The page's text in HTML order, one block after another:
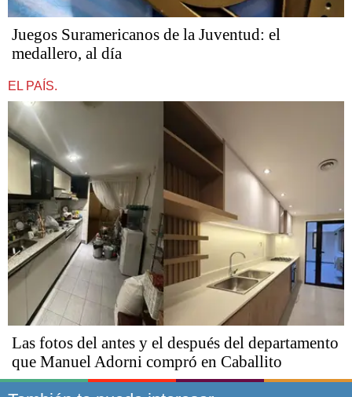
Juegos Suramericanos de la Juventud: el
medallero, al día
EL PAÍS.
Las fotos del antes y el después del departamento
que Manuel Adorni compró en Caballito